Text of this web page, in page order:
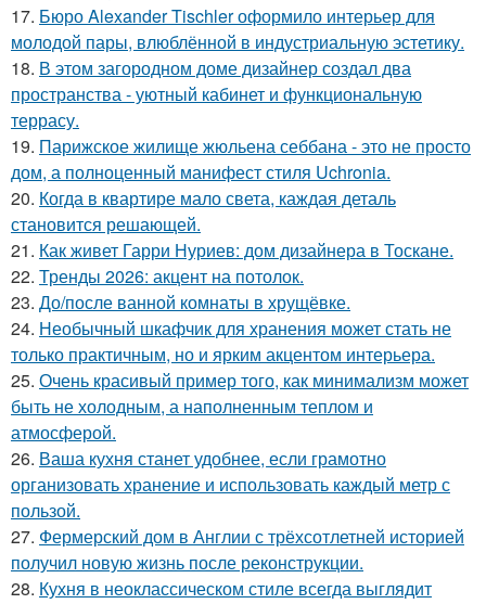
17. Бюро Alexander Tischler оформило интерьер для
молодой пары, влюблённой в индустриальную эстетику.
18. В этом загородном доме дизайнер создал два
пространства - уютный кабинет и функциональную
террасу.
19. Парижское жилище жюльена себбана - это не просто
дом, а полноценный манифест стиля Uchronia.
20. Когда в квартире мало света, каждая деталь
становится решающей.
21. Как живет Гарри Нуриев: дом дизайнера в Тоскане.
22. Тренды 2026: акцент на потолок.
23. До/после ванной комнаты в хрущёвке.
24. Необычный шкафчик для хранения может стать не
только практичным, но и ярким акцентом интерьера.
25. Очень красивый пример того, как минимализм может
быть не холодным, а наполненным теплом и
атмосферой.
26. Ваша кухня станет удобнее, если грамотно
организовать хранение и использовать каждый метр с
пользой.
27. Фермерский дом в Англии с трёхсотлетней историей
получил новую жизнь после реконструкции.
28. Кухня в неоклассическом стиле всегда выглядит